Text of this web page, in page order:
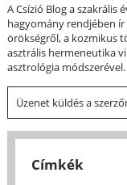
A Csízió Blog a szakrális
hagyomány rendjében
örökségről, a kozmikus
asztrális hermeneutika
asztrológia módszerével.
Üzenet küldés a
Címkék